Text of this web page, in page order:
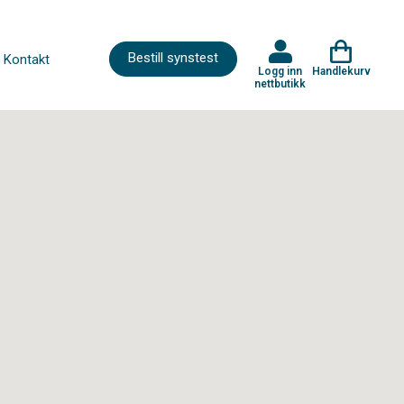
Bestill synstest
Kontakt
Logg inn
nettbutikk
Handlekurv